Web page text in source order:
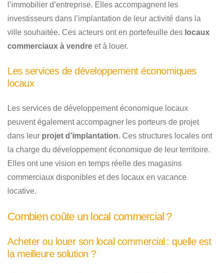
l’immobilier d’entreprise. Elles accompagnent les
investisseurs dans l’implantation de leur activité dans la
ville souhaitée. Ces acteurs ont en portefeuille des locaux
commerciaux à vendre et à louer.
Les services de développement économiques
locaux
Les services de développement économique locaux
peuvent également accompagner les porteurs de projet
dans leur projet d’implantation. Ces structures locales ont
la charge du développement économique de leur territoire.
Elles ont une vision en temps réelle des magasins
commerciaux disponibles et des locaux en vacance
locative.
Combien coûte un local commercial ?
Acheter ou louer son local commercial : quelle est
la meilleure solution ?